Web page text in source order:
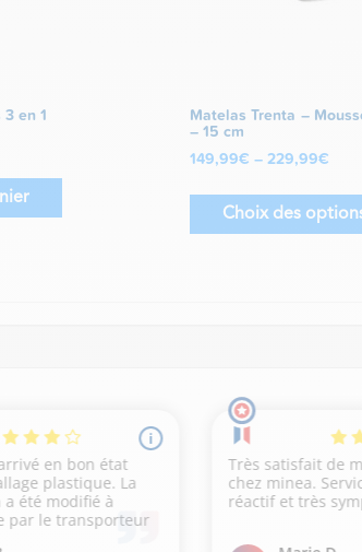
en 1
Matelas Trenta –
– 15 cm
149,99€ – 229,99€
Choix des